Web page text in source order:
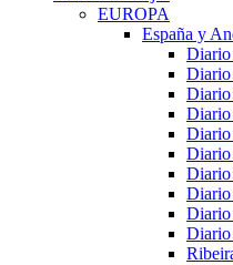
EUROPA
España y
Diario
Diario
Diario
Diario
Diario
Diario
Diario
Diario
Diario
Diario